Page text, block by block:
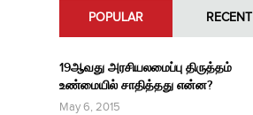
POPULAR RECENT
19ஆவது அரசியலமைப்பு திருத்தம்
உண்மையில் சாதித்தது என்ன?
May 6, 2015